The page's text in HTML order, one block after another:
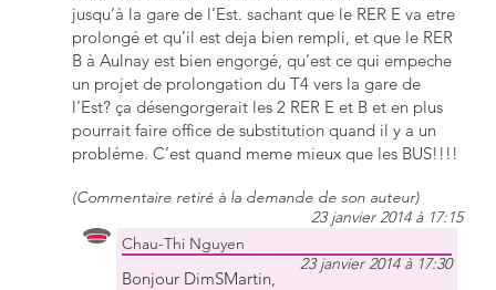
jusqu’à la gare de l’Est. sachant que le RER E va etre
prolongé et qu’il est deja bien rempli, et que le RER
B à Aulnay est bien engorgé, qu’est ce qui empeche
un projet de prolongation du T4 vers la gare de
l’Est? ça désengorgerait les 2 RER E et B et en plus
pourrait faire office de substitution quand il y a un
probléme. C’est quand meme mieux que les BUS!!!!
(Commentaire retiré à la demande de son auteur)
23 janvier 2014 à 17:15
Chau-Thi Nguyen
23 janvier 2014 à 17:30
Bonjour DimSMartin,